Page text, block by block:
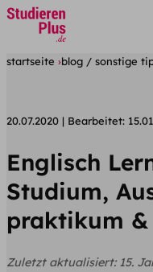
startseite blog / sonstige
20.07.2020 Bearbeitet:
Englisch
Studium,
praktikum
Zuletzt aktualisiert: 15.